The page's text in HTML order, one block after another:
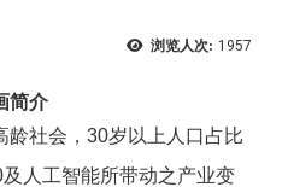
浏览人次: 1957
简介
龄社会，30岁以上人口占比
人工智能所带动之产业变